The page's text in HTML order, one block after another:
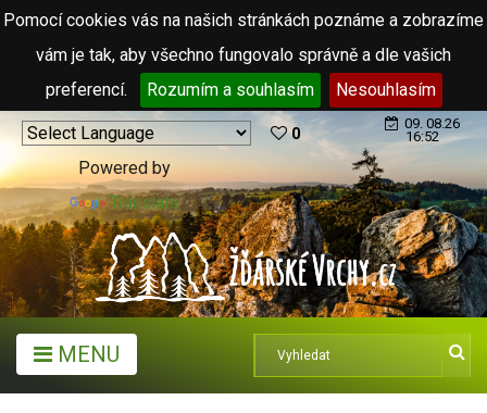
Pomocí cookies vás na našich stránkách poznáme a zobrazíme
vám je tak, aby všechno fungovalo správně a dle vašich
preferencí.
Rozumím a souhlasím Nesouhlasím
Powered by
Translate
0
09. 08.26
16:52
MENU